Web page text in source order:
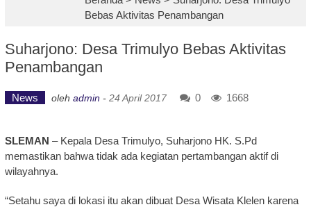
Bebas Aktivitas Penambangan
Suharjono: Desa Trimulyo Bebas Aktivitas
Penambangan
News oleh admin - 24 April 2017 0 1668
SLEMAN – Kepala Desa Trimulyo, Suharjono HK. S.Pd
memastikan bahwa tidak ada kegiatan pertambangan aktif di
wilayahnya.
“Setahu saya di lokasi itu akan dibuat Desa Wisata Klelen karena